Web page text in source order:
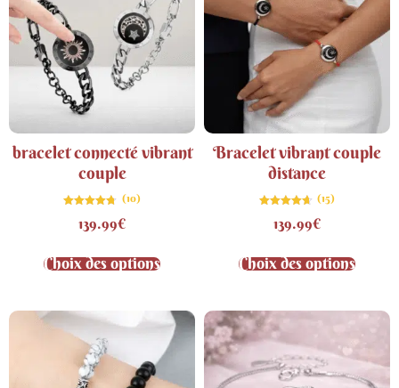
bracelet connecté vibrant
couple
4.70
sur 5
(10)
139.99€
Choix des options
Bracelet vibrant couple
distance
4.67
sur 5
(15)
139.99€
Choix des options